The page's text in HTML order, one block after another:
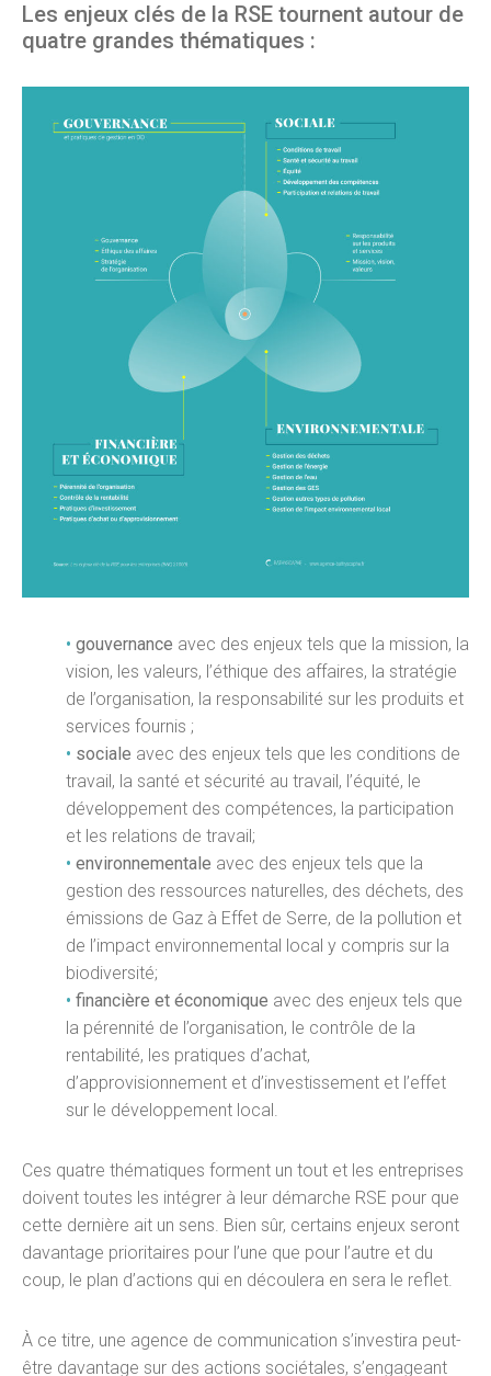
Les enjeux clés de la RSE tournent autour de
quatre grandes thématiques :
• gouvernance avec des enjeux tels que la mission, la
vision, les valeurs, l’éthique des affaires, la stratégie
de l’organisation, la responsabilité sur les produits et
services fournis ;
• sociale avec des enjeux tels que les conditions de
travail, la santé et sécurité au travail, l’équité, le
développement des compétences, la participation
et les relations de travail;
• environnementale avec des enjeux tels que la
gestion des ressources naturelles, des déchets, des
émissions de Gaz à Effet de Serre, de la pollution et
de l’impact environnemental local y compris sur la
biodiversité;
• financière et économique avec des enjeux tels que
la pérennité de l’organisation, le contrôle de la
rentabilité, les pratiques d’achat,
d’approvisionnement et d’investissement et l’effet
sur le développement local.
Ces quatre thématiques forment un tout et les entreprises
doivent toutes les intégrer à leur démarche RSE pour que
cette dernière ait un sens. Bien sûr, certains enjeux seront
davantage prioritaires pour l’une que pour l’autre et du
coup, le plan d’actions qui en découlera en sera le reflet.
À ce titre, une agence de communication s’investira peut-
être davantage sur des actions sociétales, s’engageant